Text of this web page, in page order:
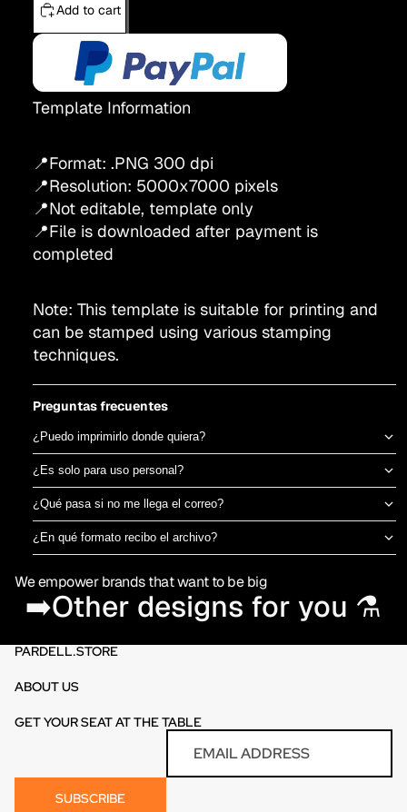
Add to cart
Template Information
📍Format: .PNG 300 dpi
📍Resolution: 5000x7000 pixels
📍Not editable, template only
📍File is downloaded after payment is
completed
Note: This template is suitable for printing and
can be stamped using various stamping
techniques.
Preguntas frecuentes
¿Puedo imprimirlo donde quiera?
Sí, el archivo es tuyo para imprimir en el taller de DTF o sublimación
que prefieras. No estamos ligados a una imprenta específica.
¿Es solo para uso personal?
Puedes usarlo para camisetas propias o para vender productos
físicos ya impresos. No está permitido revender o redistribuir el
archivo digital en sí.
¿Qué pasa si no me llega el correo?
Revisa spam o promociones primero. Si aún así no aparece en 30
minutos, escríbenos por el chat de la tienda y te lo reenviamos al
¿En qué formato recibo el archivo?
directamente en DTF o sublimación.
We empower brands that want to be big
➡️Other designs for you ⚗️
PARDELL.STORE
ABOUT US
GET YOUR SEAT AT THE TABLE
SUBSCRIBE
Refund policy
Terms of service
Contact information